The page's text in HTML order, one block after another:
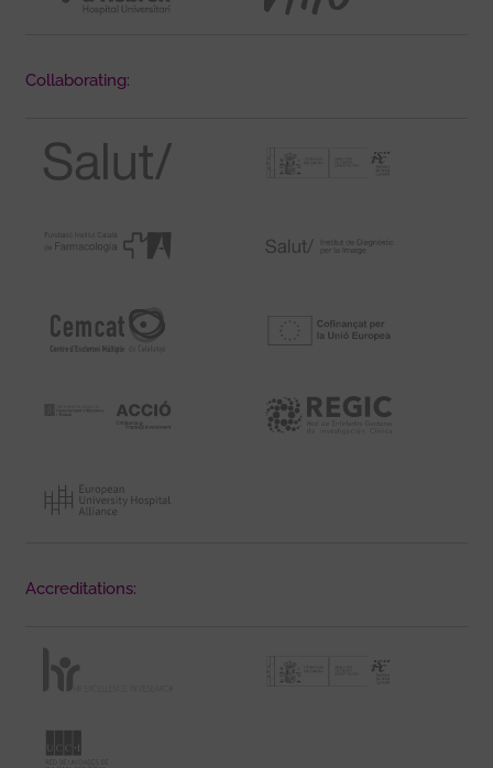
Collaborating:
Accreditations: